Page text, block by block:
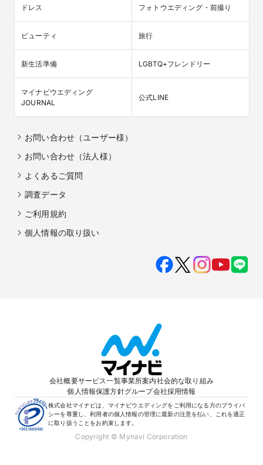
ドレス フォトウエディング・前撮り
ビューティ 旅行
新生活準備 LGBTQ+フレンドリー
マイナビウエディング
JOURNAL
公式LINE
お問い合わせ（ユーザー様）
お問い合わせ（法人様）
よくあるご質問
調査データ
ご利用規約
個人情報の取り扱い
会社概要サービス一覧事業所案内社会的な取り組み
個人情報保護方針グループ会社採用情報
株式会社マイナビは、マイナビウエディングをご利用になる方のプライバ
シーを尊重し、利用者の個人情報の管理に最新の注意を払い、これを適正
に取り扱うことをお約束します。
Copyright © Mynavi Corporation